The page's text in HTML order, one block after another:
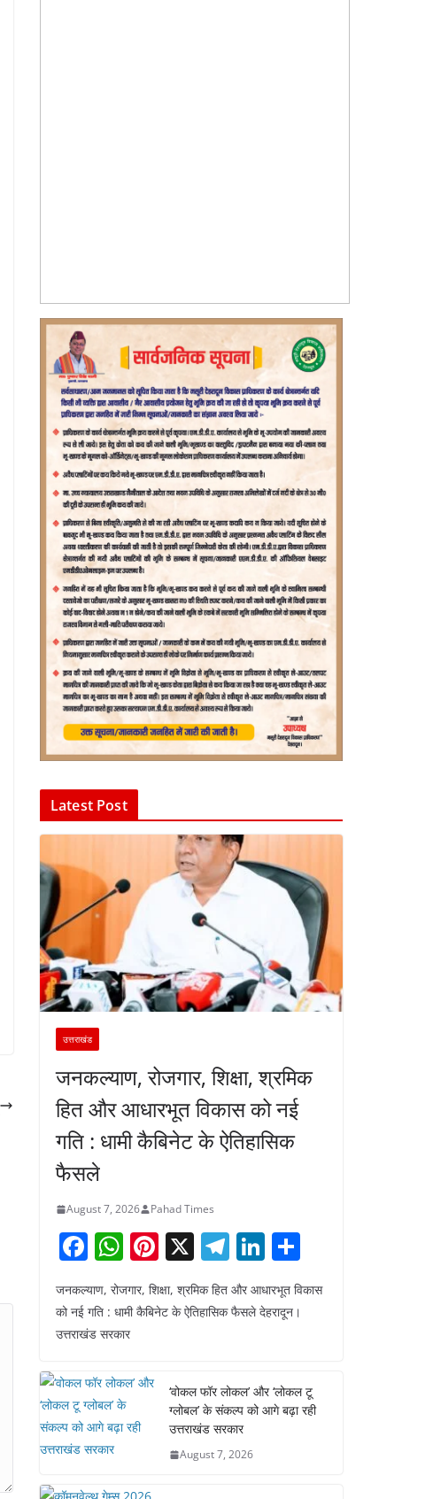
Latest Post
उत्तराखंड
जनकल्याण, रोजगार, शिक्षा, श्रमिक
हित और आधारभूत विकास को नई
गति : धामी कैबिनेट के ऐतिहासिक
फैसले
August 7, 2026 Pahad Times
F
c
e
o
o
k
W
at
s
p
p
Pi
er
X T
el
e
m
Li
k
n
h
ar
जनकल्याण, रोजगार, शिक्षा, श्रमिक हित और आधारभूत विकास
को नई गति : धामी कैबिनेट के ऐतिहासिक फैसले देहरादून।
उत्तराखंड सरकार
‘वोकल फॉर लोकल’ और ‘लोकल टू
ग्लोबल’ के संकल्प को आगे बढ़ा रही
उत्तराखंड सरकार
August 7, 2026